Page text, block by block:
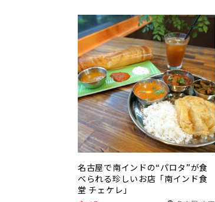
名古屋で南インドの“パロタ”が食
べられる珍しいお店「南インド食
堂 チェケレ」